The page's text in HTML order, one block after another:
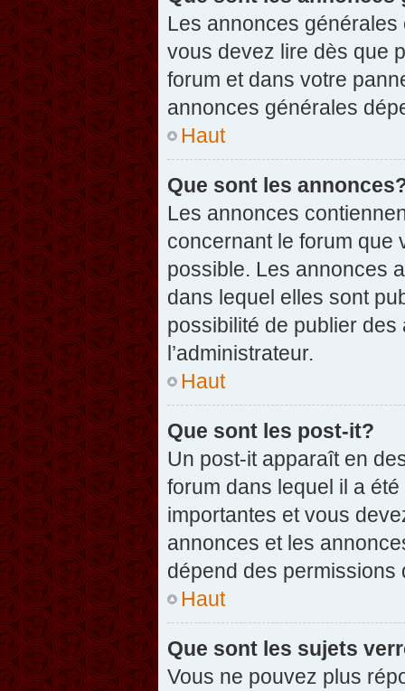
Les annonces
vous devez lire dès que
forum et dans votre
annonces générales
Haut
Que sont les
Les annonces
concernant le forum que
possible. Les annonces
dans lequel elles sont
possibilité de publier
l’administrateur.
Haut
Que sont les post-it?
Un post-it apparaît en
forum dans lequel il a
importantes et vous
annonces et les
dépend des permissions
Haut
Que sont les sujets
Vous ne pouvez plus